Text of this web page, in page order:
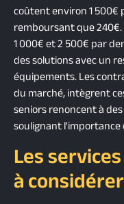
coûtent environ 1 500€
remboursant que
1 000€ et 2 500€ par
des solutions avec un
équipements. Les
du marché, intègrent
seniors renoncent à
soulignant l'importance
Les
à considérer